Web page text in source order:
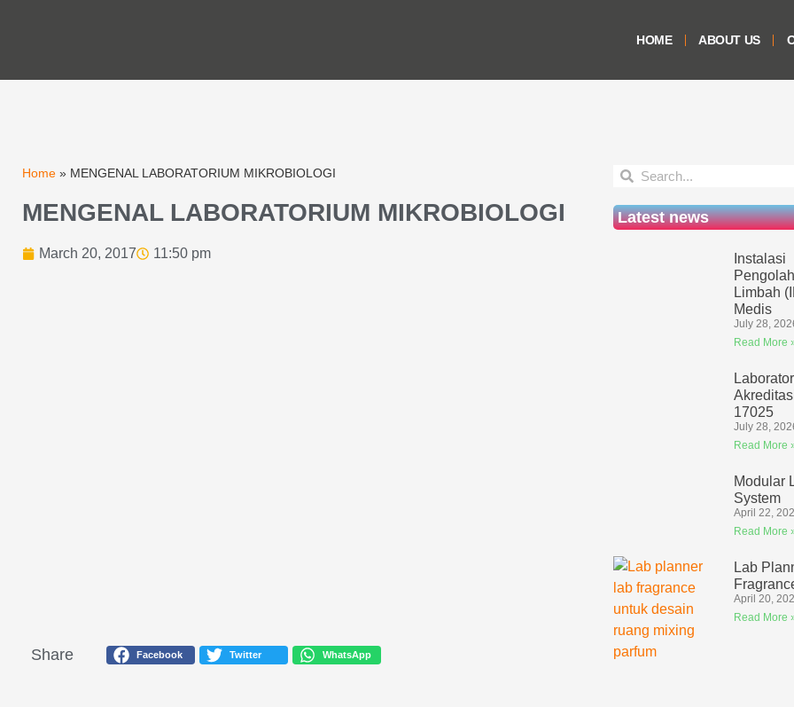
HOME ABOUT US
Home » MENGENAL LABORATORIUM MIKROBIOLOGI
MENGENAL LABORATORIUM MIKROBIOLOGI
March 20, 2017 11:50 pm
Share Facebook Twitter WhatsApp
Latest news
Instalasi
Limbah
Medis
July 28,
Read More
17025
July 28,
Read More
Modular
System
April 22,
Read More
Lab
April 20,
Read More